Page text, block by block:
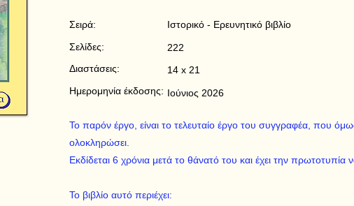
Σειρά:
Σελίδες:
Διαστάσεις:
Ημερομηνία έκδοσης:
Ιστορικό - Eρευνητικό βιβλίο
222
14 x 21
Ιούνιος 2026
Το παρόν έργο, είναι το τελευταίο έργο του συγγραφέα, που
ολοκληρώσει.
Εκδίδεται 6 χρόνια μετά το θάνατό του και έχει την πρωτοτυπία
Το βιβλίο αυτό περιέχει: